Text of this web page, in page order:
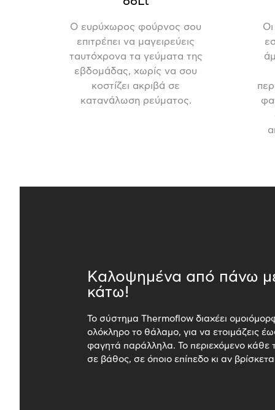
Ο ευρύχωρος φούρνος σου
επιτρέπει να μαγειρεύεις
ταυτόχρονα τα γεύματα της
εβδομάδας, χωρίς να σου
κοστίζει ακριβά σε
κατανάλωση ρεύματος.
Καλοψημένα από πάνω
κάτω!
Το σύστημα Thermoflow διαχέει
ολόκληρο το θάλαμο, για να ετοιμάζεις
φαγητά παράλληλα. Το περιεχόμενο κάθε
σε βάθος, σε όποιο επίπεδο κι αν